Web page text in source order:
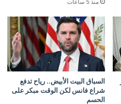
منذ 5 ساعات
السباق البيت الأبيض.. رياح تدفع
شراع فانس لكن الوقت مبكر على
الحسم